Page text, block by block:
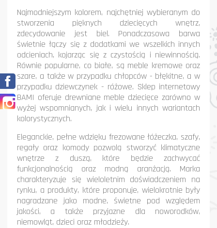
Najmodniejszym kolorem, najchętniej wybieranym do
stworzenia pięknych dziecięcych wnętrz,
zdecydowanie jest biel. Ponadczasowa barwa
świetnie łączy się z dodatkami we wszelkich innych
odcieniach, kojarząc się z czystością i niewinnością.
Równie popularne, co białe, są meble kremowe oraz
szare, a także w przypadku chłopców - błękitne, a w
przypadku dziewczynek - różowe. Sklep internetowy
BAMI oferuje drewniane meble dziecięce zarówno w
wyżej wspomnianych, jak i wielu innych wariantach
kolorystycznych.
Eleganckie, pełne wdzięku frezowane łóżeczka, szafy,
regały oraz komody pozwolą stworzyć klimatyczne
wnętrze z duszą, które będzie zachwycać
funkcjonalnością oraz modną aranżacją. Marka
charakteryzuje się wieloletnim doświadczeniem na
rynku, a produkty, które proponuje, wielokrotnie były
nagradzane jako modne, świetne pod względem
jakości, a także przyjazne dla noworodków,
niemowląt, dzieci oraz młodzieży.
Facebook
Instagram